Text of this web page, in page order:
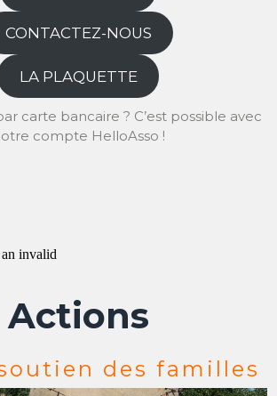
CONTACTEZ-NOUS
LA PLAQUETTE
carte bancaire ? C’est possible avec
compte HelloAsso !
Actions
des familles